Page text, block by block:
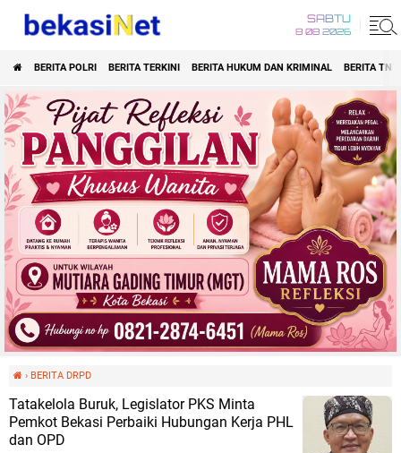
SABTU
8 08 2026
BERITA POLRI BERITA TERKINI BERITA HUKUM DAN KRIMINAL BERITA TNI
› BERITA DRPD
Tatakelola Buruk, Legislator PKS Minta
Pemkot Bekasi Perbaiki Hubungan Kerja PHL
dan OPD